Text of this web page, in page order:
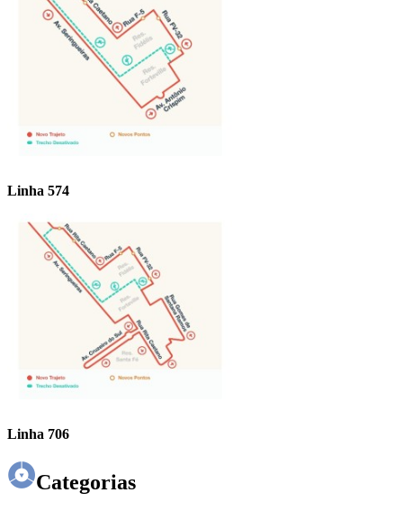
Linha 574
Linha 706
Categorias